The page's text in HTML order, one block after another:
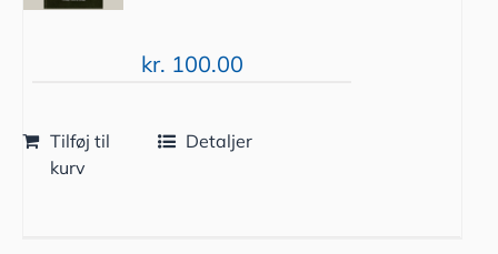
kr. 100.00
Tilføj til
kurv
Detaljer